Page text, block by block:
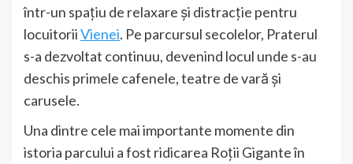
într-un spațiu de relaxare și distracție pentru
locuitoriiVienei. Pe parcursul secolelor, Praterul
s-a dezvoltat continuu, devenind locul unde s-au
deschis primele cafenele, teatre de vară și
carusele.
Una dintre cele mai importante momente din
istoria parcului a fost ridicarea Roții Gigante în